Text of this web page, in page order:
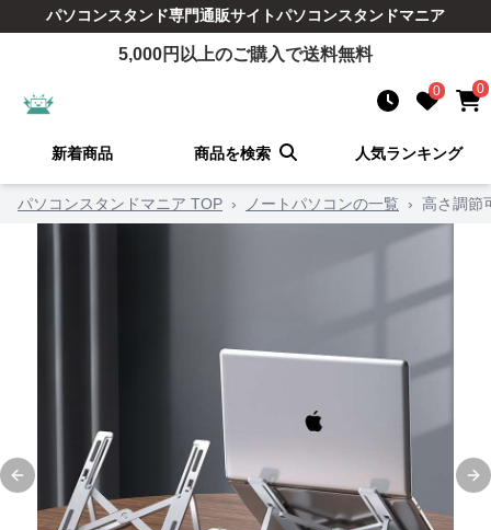
パソコンスタンド専門通販サイトパソコンスタンドマニア
5,000円以上のご購入で送料無料
0 0
新着商品 商品を検索 人気ランキング
パソコンスタンドマニア TOP › ノートパソコンの一覧 › 高さ調節
Previous slide